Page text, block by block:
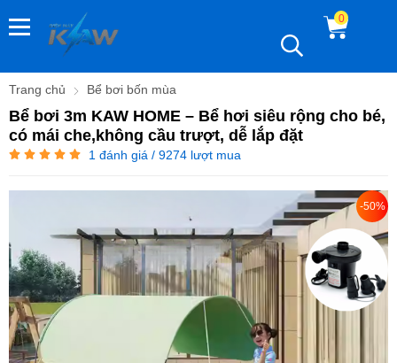
0
Trang chủ Bể bơi bốn mùa
Bể bơi 3m KAW HOME – Bể hơi siêu rộng cho bé,
có mái che,không cầu trượt, dễ lắp đặt
1 đánh giá / 9274 lượt mua
-50%